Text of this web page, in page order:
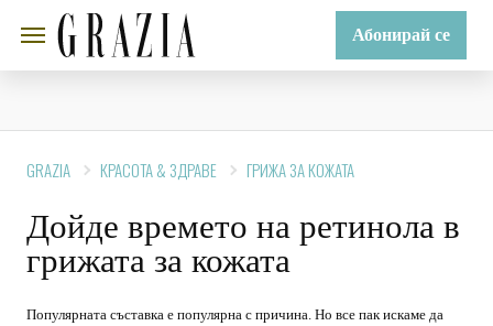
Абонирай се
GRAZIA КРАСОТА & ЗДРАВЕ ГРИЖА ЗА КОЖАТА
Дойде времето на ретинола в
грижата за кожата
Популярната съставка е популярна с причина. Но все пак искаме да